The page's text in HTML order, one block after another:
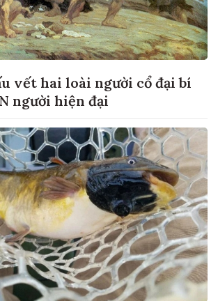
vết hai loài người cổ đại bí
người hiện đại